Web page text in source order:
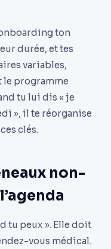
ton
durée, et tes
variables,
le programme
tu lui dis « je
», il te réorganise
clés.
non-
tu peux ». Elle doit
vous médical.